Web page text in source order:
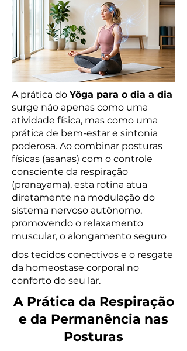
A prática do Yôga para o dia a dia
surge não apenas como uma
atividade física, mas como uma
prática de bem-estar e sintonia
poderosa. Ao combinar posturas
físicas (asanas) com o controle
consciente da respiração
(pranayama), esta rotina atua
diretamente na modulação do
sistema nervoso autônomo,
promovendo o relaxamento
muscular, o alongamento seguro
dos tecidos conectivos e o resgate
da homeostase corporal no
conforto do seu lar.
A Prática da Respiração
e da Permanência nas
Posturas